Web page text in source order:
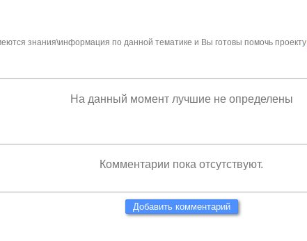
знания\информация по данной тематике и Вы готовы помочь проекту
На данный момент лучшие не определены
Комментарии пока отсутствуют.
Добавить комментарий